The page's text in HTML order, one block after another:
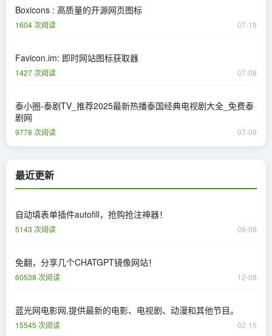
Boxicons : 高质量的开源网页图标
1604 次阅读 07-19
Favicon.im: 即时网站图标获取器
1427 次阅读 07-08
泰小圈-泰剧TV_推荐2025最新热播泰国经典电视剧大全_免费泰
剧网
9778 次阅读 07-09
最近更新
自动填表单插件autofill，抢购抢注神器！
5143 次阅读 08-08
免翻，分享几个CHATGPT镜像网站！
60538 次阅读 12-08
蓝光网电影网,提供最新的电影、电视剧、动漫和其他节目。
15545 次阅读 02-15